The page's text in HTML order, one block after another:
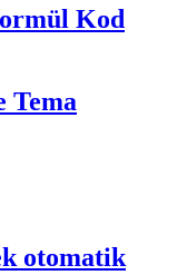
Kod
Tema
otomatik